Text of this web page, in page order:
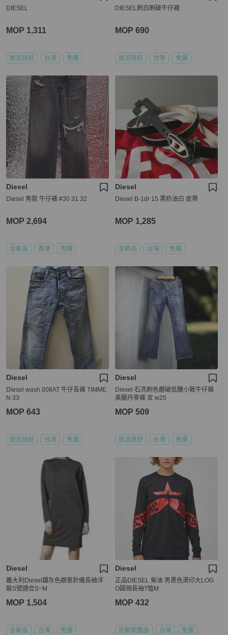
DIESEL
MOP 1,311
狀況良好 台灣 免運
DIESEL刷白刷破牛仔褲
MOP 690
狀況良好 台灣 免運
Diesel
Diesel 男款 牛仔褲 #30 31 32
MOP 2,694
全新品 香港 免運
Diesel
Diesel B-1dr 15 黑奶油白 皮帶
MOP 1,285
全新品 台灣 免運
Diesel
Diesel wash 008AT 牛仔長褲 TIMME
N 33
MOP 643
狀況良好 台灣 免運
Diesel
Diesel 石洗刷色磨破低腰小靴牛仔褲
美腿丹寧褲 女 w25
MOP 509
狀況良好 台灣 免運
Diesel
義大利Diesel鐵灰色銀蔥針織長袖洋
裝S號適合S~M
MOP 1,504
全新品 台灣 免運
Diesel
正品DIESEL 柴油 男黑色燙印大LOG
O圓領長袖T恤M
MOP 432
近新閒置品 台灣 免運